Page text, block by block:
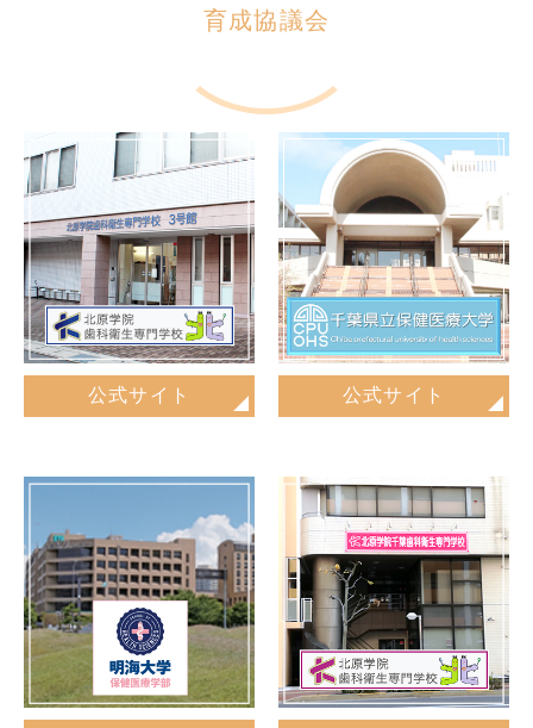
育成協議会
公式サイト 公式サイト